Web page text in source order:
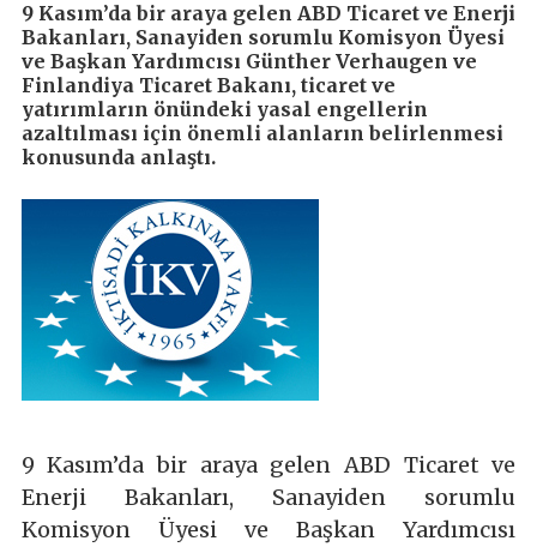
9 Kasım’da bir araya gelen ABD Ticaret ve Enerji
Bakanları, Sanayiden sorumlu Komisyon Üyesi
ve Başkan Yardımcısı Günther Verhaugen ve
Finlandiya Ticaret Bakanı, ticaret ve
yatırımların önündeki yasal engellerin
azaltılması için önemli alanların belirlenmesi
konusunda anlaştı.
9 Kasım’da bir araya gelen ABD Ticaret ve
Enerji Bakanları, Sanayiden sorumlu
Komisyon Üyesi ve Başkan Yardımcısı